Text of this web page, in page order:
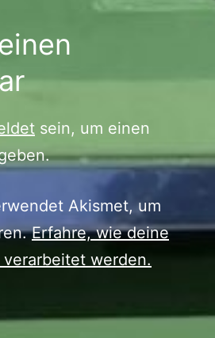
sein, um einen
Akismet, um
Erfahre, wie deine
werden.